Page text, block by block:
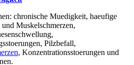
chronische Muedigkeit, haeufige
und Muskelschmerzen,
Pilzbefall,
, Konzentrationsstoerungen und